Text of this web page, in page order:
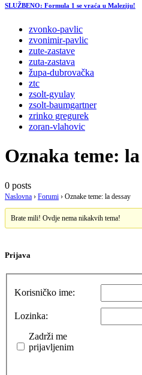
SLUŽBENO: Formula 1 se vraća u Maleziju!
zvonko-pavlic
zvonimir-pavlic
zute-zastave
zuta-zastava
župa-dubrovačka
ztc
zsolt-gyulay
zsolt-baumgartner
zrinko gregurek
zoran-vlahovic
Oznaka teme:
0 posts
Naslovna › Forumi › Oznake teme: la dessay
Brate mili! Ovdje nema nikakvih tema!
Prijava
Korisničko ime:
Lozinka:
Zadrži me
prijavljenim